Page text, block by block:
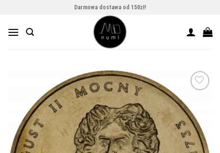
content
Darmowa dostawa od 150zł!
wishlist